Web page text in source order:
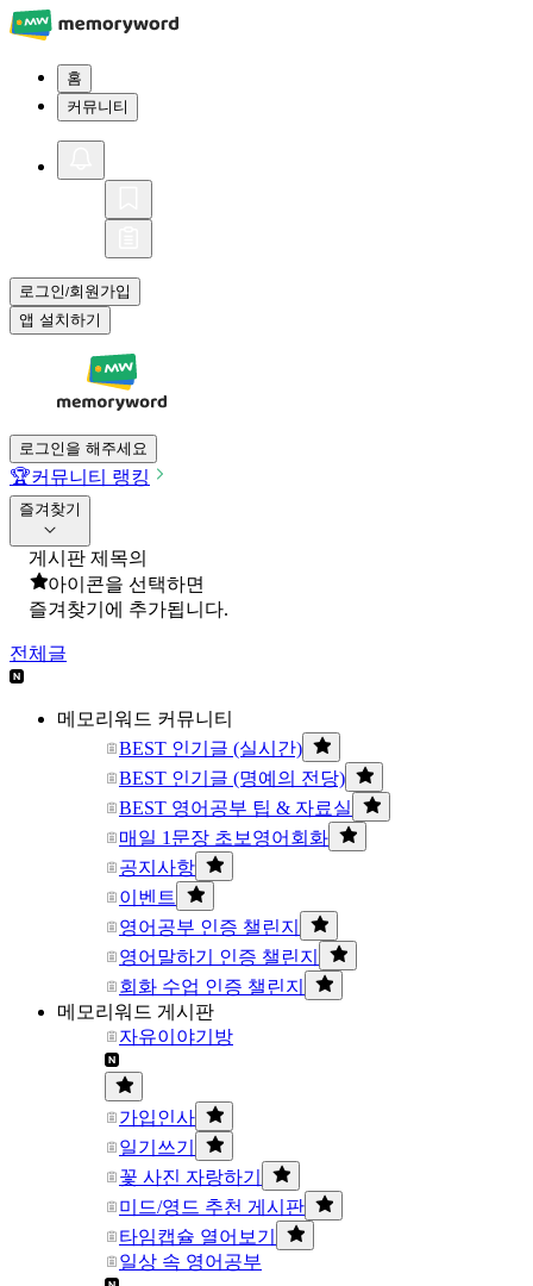
홈
커뮤니티
로그인/회원가입
앱 설치하기
로그인을 해주세요
🏆커뮤니티 랭킹
즐겨찾기
게시판 제목의
아이콘을 선택하면
즐겨찾기에 추가됩니다.
전체글
메모리워드 커뮤니티
BEST 인기글 (실시간)
BEST 인기글 (명예의 전당)
BEST 영어공부 팁 & 자료실
매일 1문장 초보영어회화
공지사항
이벤트
영어공부 인증 챌린지
영어말하기 인증 챌린지
회화 수업 인증 챌린지
메모리워드 게시판
자유이야기방
가입인사
일기쓰기
꽃 사진 자랑하기
미드/영드 추천 게시판
타임캡슐 열어보기
일상 속 영어공부